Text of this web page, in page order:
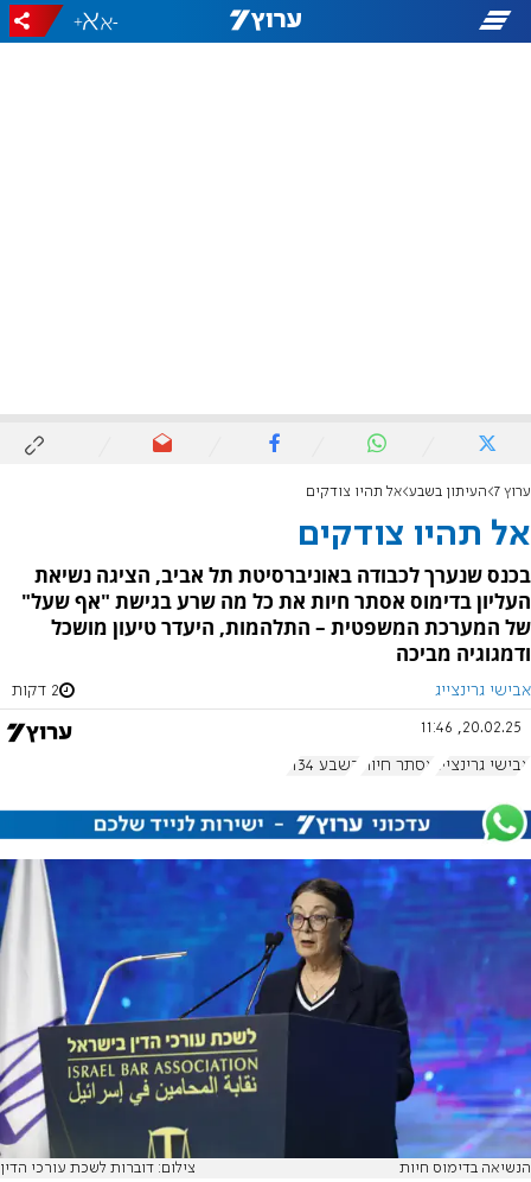
-
+
ערוץ 7 העיתון בשבע אל תהיו צודקים
אל תהיו צודקים
בכנס שנערך לכבודה באוניברסיטת תל אביב, הציגה נשיאת
העליון בדימוס אסתר חיות את כל מה שרע בגישת "אף שעל"
של המערכת המשפטית – התלהמות, היעדר טיעון מושכל
ודמגוגיה מביכה
אבישי גרינצייג 2 דקות
20.02.25, 11:46
אבישי גרינצייג אסתר חיות בשבע 1134
הנשיאה בדימוס חיות צילום: דוברות לשכת עורכי הדין